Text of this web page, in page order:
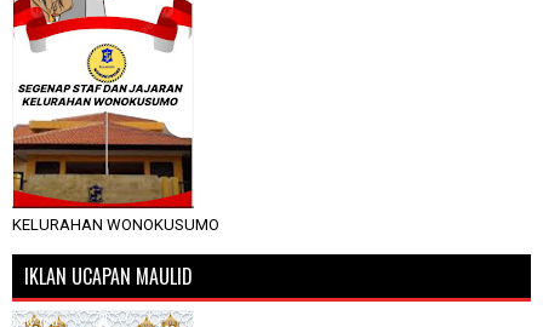
KELURAHAN WONOKUSUMO
IKLAN UCAPAN MAULID